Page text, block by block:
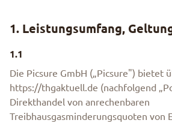
1. Leistungsumfang,
1.1
Die Picsure GmbH („Picsure") bietet
https://thgaktuell.de (nachfolgend
Direkthandel von anrechenbaren
Treibhausgasminderungsquoten von